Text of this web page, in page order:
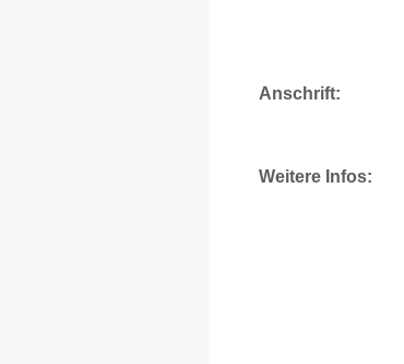
Anschrift:
Weitere Infos: